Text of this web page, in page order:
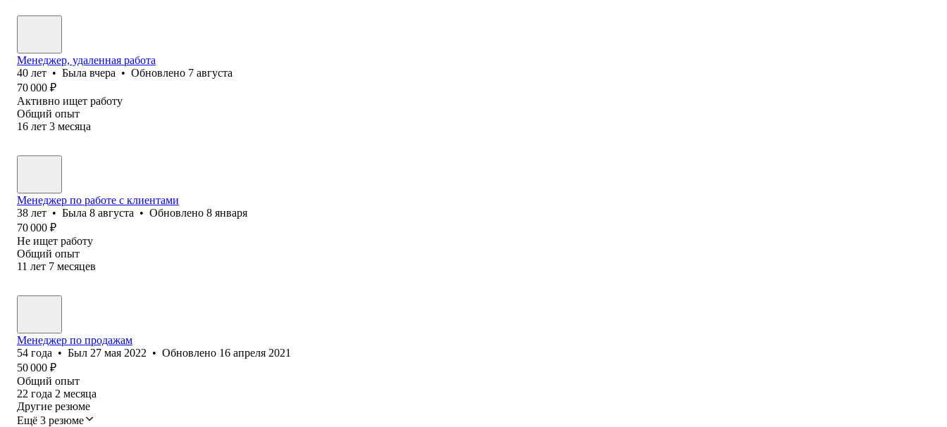
Менеджер, удаленная работа
40 лет • Была вчера • Обновлено 7 августа
70 000 ₽
Активно ищет работу
Общий опыт
16 лет 3 месяца
Менеджер по работе с клиентами
38 лет • Была 8 августа • Обновлено 8 января
70 000 ₽
Не ищет работу
Общий опыт
11 лет 7 месяцев
Менеджер по продажам
54 года • Был 27 мая 2022 • Обновлено 16 апреля 2021
50 000 ₽
Общий опыт
22 года 2 месяца
Другие резюме
Ещё 3 резюме